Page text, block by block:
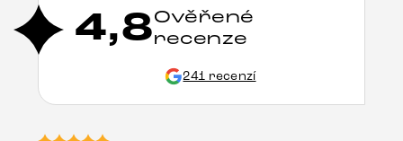
4,8Ověřené
recenze
241 recenzí